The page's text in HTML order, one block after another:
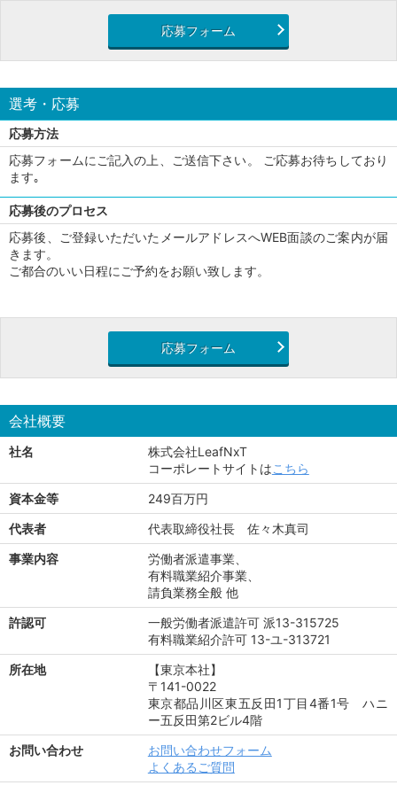
応募フォーム
選考・応募
応募方法
応募フォームにご記入の上、ご送信下さい。 ご応募お待ちしており
ます｡
応募後のプロセス
応募後、ご登録いただいたメールアドレスへWEB面談のご案内が届
きます。
ご都合のいい日程にご予約をお願い致します。
応募フォーム
会社概要
社名
株式会社LeafNxT
コーポレートサイトはこちら
資本金等
249百万円
代表者
代表取締役社長 佐々木真司
事業内容
労働者派遣事業、
有料職業紹介事業、
請負業務全般 他
許認可
一般労働者派遣許可 派13-315725
有料職業紹介許可 13-ユ-313721
所在地
【東京本社】
〒141-0022
東京都品川区東五反田1丁目4番1号 ハニ
ー五反田第2ビル4階
お問い合わせ
お問い合わせフォーム
よくあるご質問